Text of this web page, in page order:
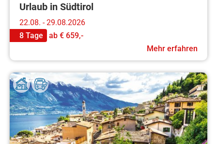
Urlaub in Südtirol
22.08. - 29.08.2026
8 Tage
ab € 659,-
Mehr erfahren